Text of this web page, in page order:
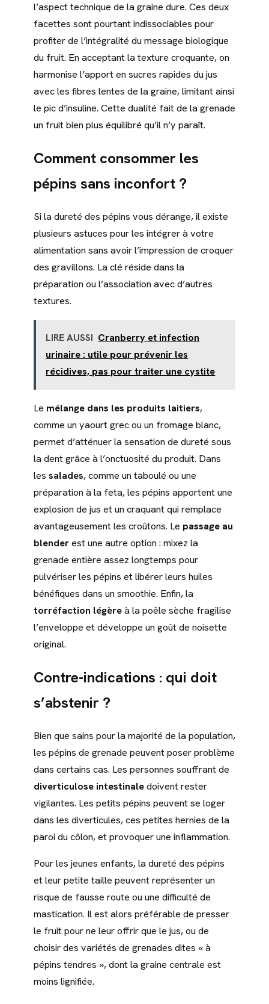
l’aspect technique de la graine dure. Ces deux
facettes sont pourtant indissociables pour
profiter de l’intégralité du message biologique
du fruit. En acceptant la texture croquante, on
harmonise l’apport en sucres rapides du jus
avec les fibres lentes de la graine, limitant ainsi
le pic d’insuline. Cette dualité fait de la grenade
un fruit bien plus équilibré qu’il n’y paraît.
Comment consommer les
pépins sans inconfort ?
Si la dureté des pépins vous dérange, il existe
plusieurs astuces pour les intégrer à votre
alimentation sans avoir l’impression de croquer
des gravillons. La clé réside dans la
préparation ou l’association avec d’autres
textures.
LIRE AUSSI Cranberry et infection
urinaire : utile pour prévenir les
récidives, pas pour traiter une cystite
Le mélange dans les produits laitiers,
comme un yaourt grec ou un fromage blanc,
permet d’atténuer la sensation de dureté sous
la dent grâce à l’onctuosité du produit. Dans
les salades, comme un taboulé ou une
préparation à la feta, les pépins apportent une
explosion de jus et un craquant qui remplace
avantageusement les croûtons. Le passage au
blenderest une autre option : mixez la
grenade entière assez longtemps pour
pulvériser les pépins et libérer leurs huiles
bénéfiques dans un smoothie. Enfin, la
torréfaction légèreà la poêle sèche fragilise
l’enveloppe et développe un goût de noisette
original.
Contre-indications : qui doit
s’abstenir ?
Bien que sains pour la majorité de la population,
les pépins de grenade peuvent poser problème
dans certains cas. Les personnes souffrant de
diverticulose intestinaledoivent rester
vigilantes. Les petits pépins peuvent se loger
dans les diverticules, ces petites hernies de la
paroi du côlon, et provoquer une inflammation.
Pour les jeunes enfants, la dureté des pépins
et leur petite taille peuvent représenter un
risque de fausse route ou une difficulté de
mastication. Il est alors préférable de presser
le fruit pour ne leur offrir que le jus, ou de
choisir des variétés de grenades dites « à
pépins tendres », dont la graine centrale est
moins lignifiée.